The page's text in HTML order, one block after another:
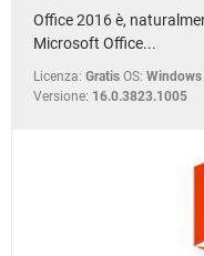
Office 2016 è,
Microsoft Office...
Licenza: Gratis OS:
Versione: 16.0.3823.1005